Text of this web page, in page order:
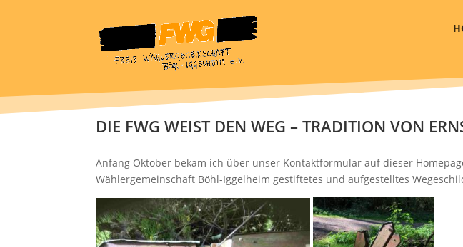
DIE FWG WEIST DEN WEG – TRADITION VON
Anfang Oktober bekam ich über unser Kontaktformular auf dieser
Wählergemeinschaft Böhl-Iggelheim gestiftetes und aufgestelltes